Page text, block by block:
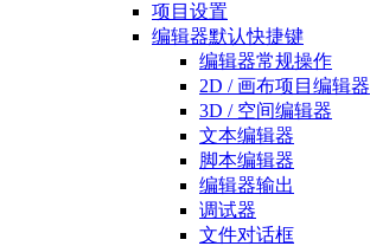
项目设置
编辑器默认快捷键
编辑器常规操作
2D / 画布项目编辑器
3D / 空间编辑器
文本编辑器
脚本编辑器
编辑器输出
调试器
文件对话框